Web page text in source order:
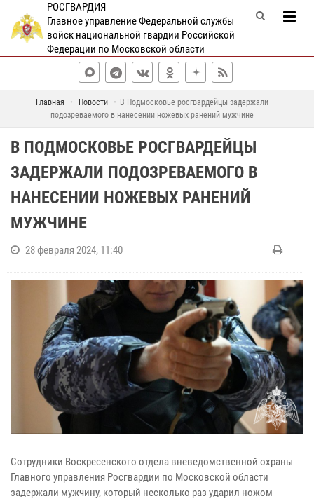
РОСГВАРДИЯ
Главное управление Федеральной службы
войск национальной гвардии Российской
Федерации по Московской области
Главная Новости
В Подмосковье росгвардейцы задержали
подозреваемого в нанесении ножевых ранений мужчине
В ПОДМОСКОВЬЕ РОСГВАРДЕЙЦЫ
ЗАДЕРЖАЛИ ПОДОЗРЕВАЕМОГО В
НАНЕСЕНИИ НОЖЕВЫХ РАНЕНИЙ
МУЖЧИНЕ
28 февраля 2024, 11:40
Сотрудники Воскресенского отдела вневедомственной охраны
Главного управления Росгвардии по Московской области
задержали мужчину, который несколько раз ударил ножом